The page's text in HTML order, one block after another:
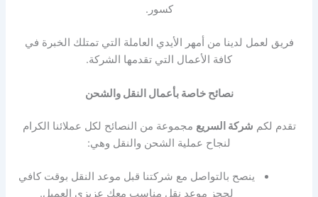
كسور.
فريق لعمل لدينا من أمهر الأيدي العاملة التي تمتلك الخبرة في
كافة الأعمال التي تقدمها الشركة.
نصائح خاصة بأعمال النقل والشحن
تقدم لكم شركة السريع مجموعة من النصائح لكل عملائنا الكرام
لنجاح عملية الشحن والنقل وهي:
ينصح بالتواصل مع شركتنا قبل موعد النقل بوقت كافي
لحجز موعد نقل مناسب معك عزيزي العميل.